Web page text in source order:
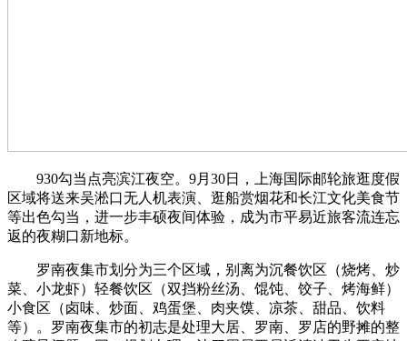
930勾当点亮滨江夜空。9月30日，上海国际邮轮旅逛度假
区域将送来吴淞口无人机表演、逛船赏烟花和长江文化美食节
等出色勾当，进一步丰硕夜间体验，成为市平易近旅客流连忘
返的夜糊口新地标。
罗南夜集市划分为三个区域，别离为沉餐饮区（烧烤、炒
菜、小龙虾）轻餐饮区（双挡粉丝汤、馄饨、饺子、烤海鲜）
小食区（卤味、炒面、鸡蛋堡、肉夹馍、凉茶、甜品、饮料
等）。罗南夜集市的初志是处理大居、罗南、罗店的野摊的整